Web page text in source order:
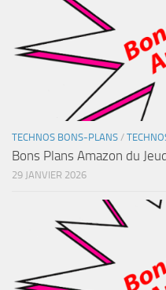
TECHNOS BONS-PLANS /
Bons Plans Amazon du
29 JANVIER 2026